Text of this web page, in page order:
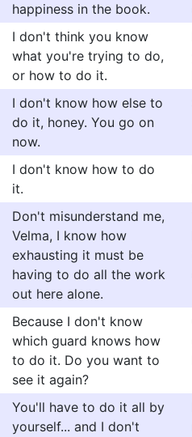
happiness in the book.
I don't think you know
what you're trying to do,
or how to do it.
I don't know how else to
do it, honey. You go on
now.
I don't know how to do
it.
Don't misunderstand me,
Velma, I know how
exhausting it must be
having to do all the work
out here alone.
Because I don't know
which guard knows how
to do it. Do you want to
see it again?
You'll have to do it all by
yourself... and I don't